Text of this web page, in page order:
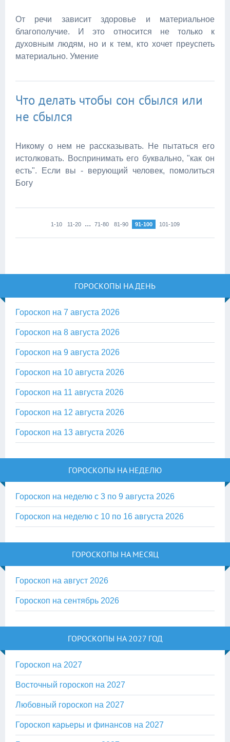
От речи зависит здоровье и материальное
благополучие. И это относится не только к
духовным людям, но и к тем, кто хочет преуспеть
материально. Умение
Что делать чтобы сон сбылся или
не сбылся
Никому о нем не рассказывать. Не пытаться его
истолковать. Воспринимать его буквально, "как он
есть". Если вы - верующий человек, помолиться
Богу
1-10 11-20 ... 71-80 81-90 91-100 101-109
ГОРОСКОПЫ НА ДЕНЬ
Гороскоп на 7 августа 2026
Гороскоп на 8 августа 2026
Гороскоп на 9 августа 2026
Гороскоп на 10 августа 2026
Гороскоп на 11 августа 2026
Гороскоп на 12 августа 2026
Гороскоп на 13 августа 2026
ГОРОСКОПЫ НА НЕДЕЛЮ
Гороскоп на неделю с 3 по 9 августа 2026
Гороскоп на неделю с 10 по 16 августа 2026
ГОРОСКОПЫ НА МЕСЯЦ
Гороскоп на август 2026
Гороскоп на сентябрь 2026
ГОРОСКОПЫ НА 2027 ГОД
Гороскоп на 2027
Восточный гороскоп на 2027
Любовный гороскоп на 2027
Гороскоп карьеры и финансов на 2027